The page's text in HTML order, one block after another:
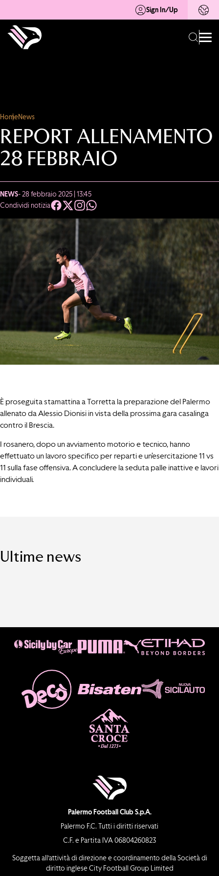
Sign In/Up
HomeNews
REPORT ALLENAMENTO
28 FEBBRAIO
NEWS- 28 febbraio 2025 | 13:45
Condividi notizia
È proseguita stamattina a Torretta la preparazione del Palermo
allenato da Alessio Dionisi in vista della prossima gara casalinga
contro il Brescia.
I rosanero, dopo un avviamento motorio e tecnico, hanno
effettuato un lavoro specifico per reparti e un’esercitazione 11 vs
11 sulla fase offensiva. A concludere la seduta palle inattive e lavori
individuali.
Ultime news
Palermo Football Club S.p.A.
Palermo F.C. Tutti i diritti riservati
C.F. e Partita IVA 06804260823
Soggetta all’attività di direzione e coordinamento della Società di
diritto inglese City Football Group Limited